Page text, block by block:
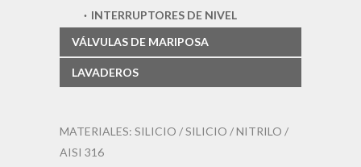
INTERRUPTORES DE NIVEL
VÁLVULAS DE MARIPOSA
LAVADEROS
MATERIALES: SILICIO / SILICIO / NITRILO /
AISI 316